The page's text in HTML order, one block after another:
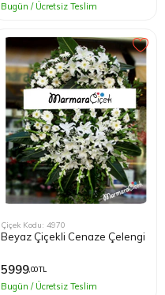
Bugün / Ücretsiz Teslim
Çiçek Kodu: 4970
Beyaz Çiçekli Cenaze Çelengi
5999,00 TL
Bugün / Ücretsiz Teslim